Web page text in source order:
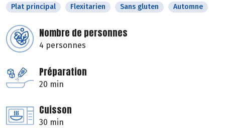
Plat principal Flexitarien Sans gluten Automne
Nombre de personnes
4 personnes
Préparation
20 min
Cuisson
30 min